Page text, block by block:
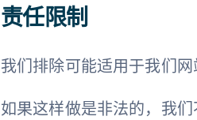
责任限制
我们排除可能适用于我们
如果这样做是非法的，我